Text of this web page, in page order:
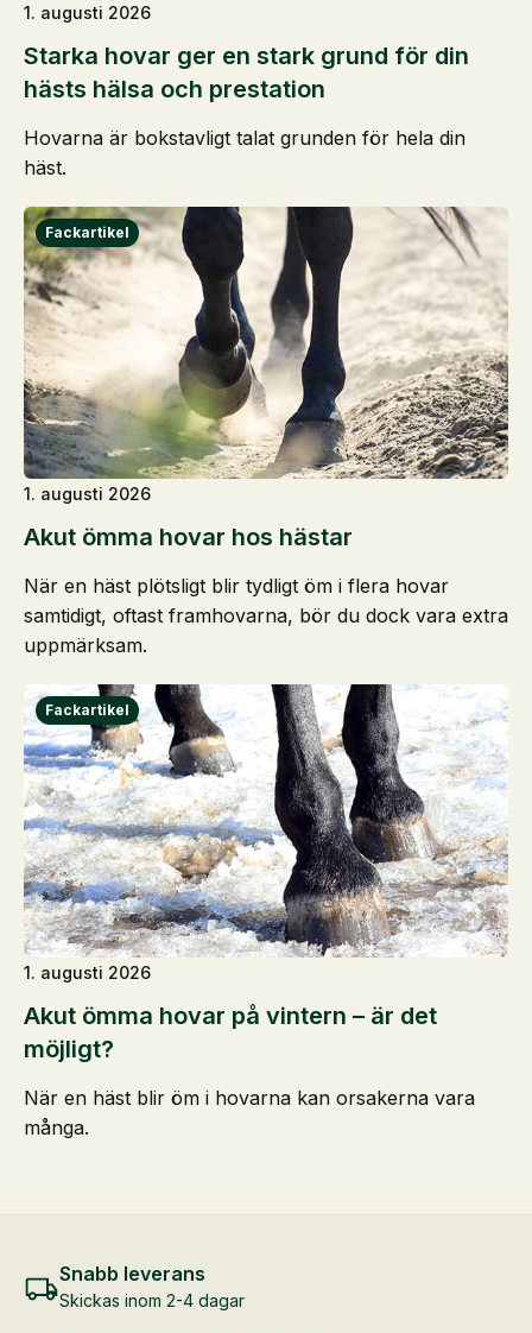
Starka hovar ger en stark grund för din
hästs hälsa och prestation
1. augusti 2026
Hovarna är bokstavligt talat grunden för hela din
häst.
Akut ömma hovar hos hästar
1. augusti 2026
När en häst plötsligt blir tydligt öm i flera hovar
samtidigt, oftast framhovarna, bör du dock vara extra
uppmärksam.
Akut ömma hovar på vintern – är det
möjligt?
1. augusti 2026
När en häst blir öm i hovarna kan orsakerna vara
många.
Snabb leverans
Skickas inom 2-4 dagar